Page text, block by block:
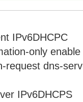
IPv6DHCPC
only enable
request dns-
IPv6DHCPS